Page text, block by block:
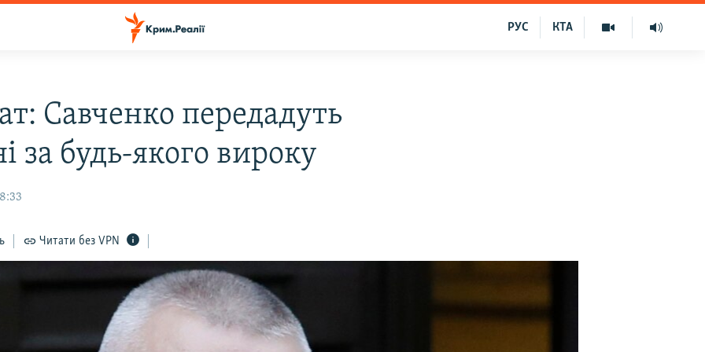
КТА
РУС
Савченко передадуть
за будь-якого вироку
Читати без VPN